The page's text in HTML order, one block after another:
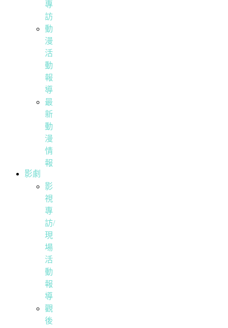
專
訪
動
漫
活
動
報
導
最
新
動
漫
情
報
影劇
影
視
專
訪/
現
場
活
動
報
導
觀
後